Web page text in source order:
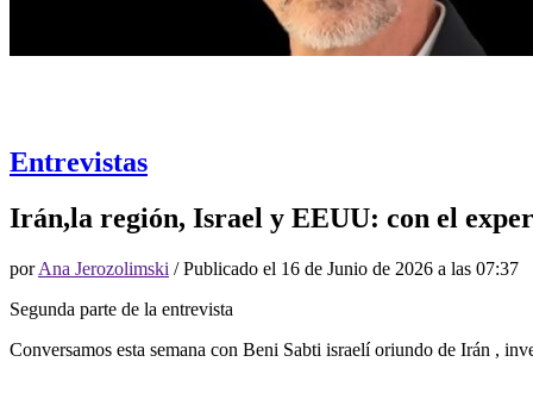
Entrevistas
Irán,la región, Israel y EEUU: con el
porAna Jerozolimski / Publicado el 16 de Junio de 2026 a las 07:37
Segunda parte de la entrevista
Conversamos esta semana con Beni Sabti israelí oriundo de Irán ,